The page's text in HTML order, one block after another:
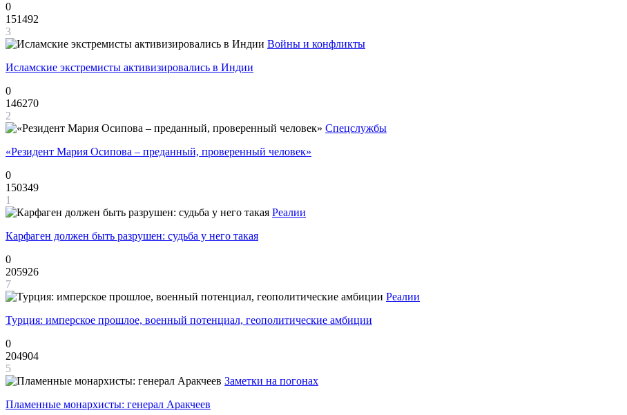
0
151492
3
Войны и конфликты
Исламские экстремисты активизировались в Индии
0
146270
2
Спецслужбы
«Резидент Мария Осипова – преданный, проверенный человек»
0
150349
1
Реалии
Карфаген должен быть разрушен: судьба у него такая
0
205926
7
Реалии
Турция: имперское прошлое, военный потенциал, геополитические амбиции
0
204904
5
Заметки на погонах
Пламенные монархисты: генерал Аракчеев